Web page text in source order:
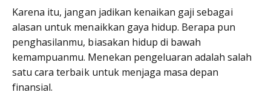
Karena itu, jangan jadikan kenaikan gaji sebagai
alasan untuk menaikkan gaya hidup. Berapa pun
penghasilanmu, biasakan hidup di bawah
kemampuanmu. Menekan pengeluaran adalah salah
satu cara terbaik untuk menjaga masa depan
finansial.